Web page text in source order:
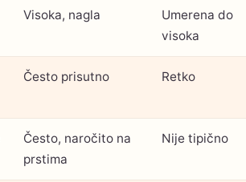
Visoka, nagla
Umerena do
visoka
Često prisutno Retko
Često, naročito na
prstima
Nije tipično